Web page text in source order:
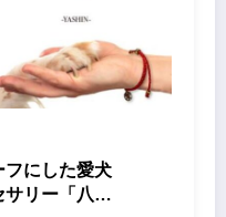
フにした愛犬
サリー「八心